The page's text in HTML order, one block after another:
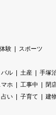
験
スポーツ
バル 土産 手塚
マホ 工事中
閉
占い 子育て 建